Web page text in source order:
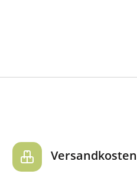
Versandkosten